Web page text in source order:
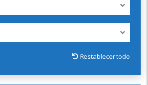
Restablecer todo